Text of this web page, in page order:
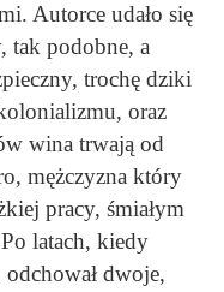
Autorce udało się
tak podobne, a
trochę dziki
oraz
wina trwają od
mężczyzna który
pracy, śmiałym
latach, kiedy
dwoje,